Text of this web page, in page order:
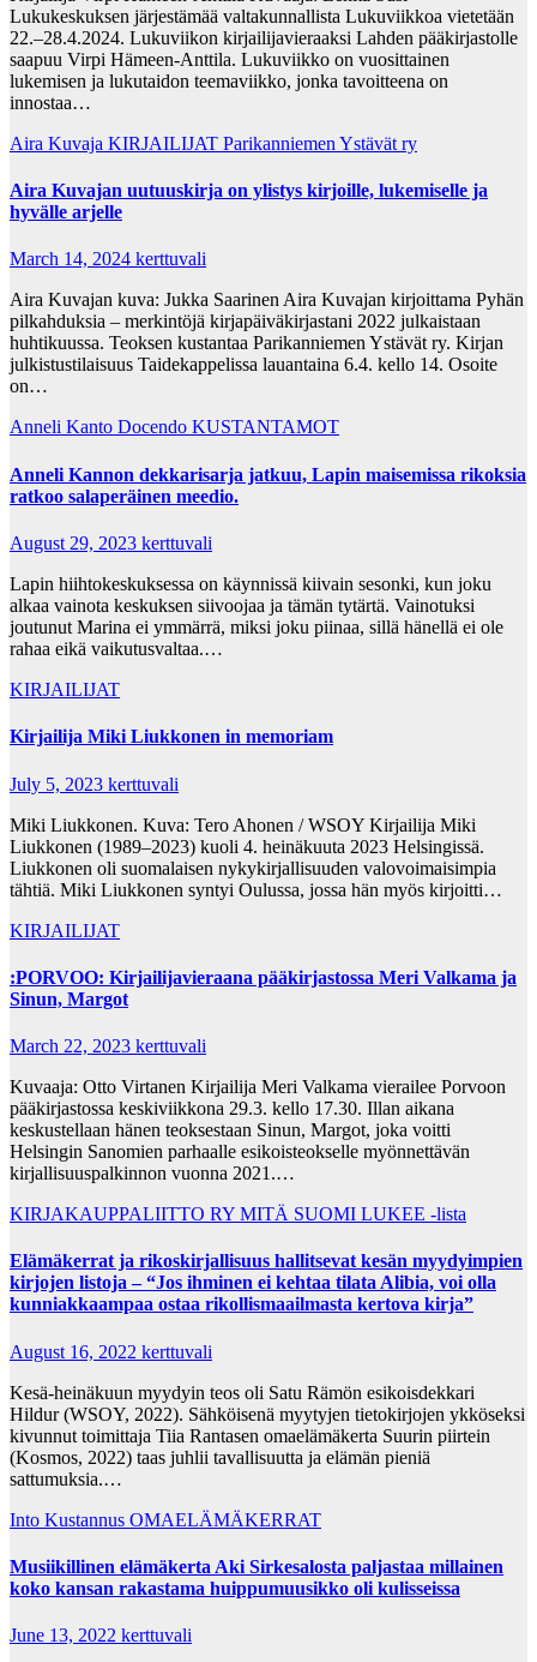
Lukukeskuksen järjestämää valtakunnallista Lukuviikkoa vietetään
22.–28.4.2024. Lukuviikon kirjailijavieraaksi Lahden pääkirjastolle
saapuu Virpi Hämeen-Anttila. Lukuviikko on vuosittainen
lukemisen ja lukutaidon teemaviikko, jonka tavoitteena on
innostaa…
Aira Kuvaja KIRJAILIJAT Parikanniemen Ystävät ry
Aira Kuvajan uutuuskirja on ylistys kirjoille, lukemiselle ja
hyvälle arjelle
March 14, 2024 kerttuvali
Aira Kuvajan kuva: Jukka Saarinen Aira Kuvajan kirjoittama Pyhän
pilkahduksia – merkintöjä kirjapäiväkirjastani 2022 julkaistaan
huhtikuussa. Teoksen kustantaa Parikanniemen Ystävät ry. Kirjan
julkistustilaisuus Taidekappelissa lauantaina 6.4. kello 14. Osoite
on…
Anneli Kanto Docendo KUSTANTAMOT
Anneli Kannon dekkarisarja jatkuu, Lapin maisemissa rikoksia
ratkoo salaperäinen meedio.
August 29, 2023 kerttuvali
Lapin hiihtokeskuksessa on käynnissä kiivain sesonki, kun joku
alkaa vainota keskuksen siivoojaa ja tämän tytärtä. Vainotuksi
joutunut Marina ei ymmärrä, miksi joku piinaa, sillä hänellä ei ole
rahaa eikä vaikutusvaltaa.…
KIRJAILIJAT
Kirjailija Miki Liukkonen in memoriam
July 5, 2023 kerttuvali
Miki Liukkonen. Kuva: Tero Ahonen / WSOY Kirjailija Miki
Liukkonen (1989–2023) kuoli 4. heinäkuuta 2023 Helsingissä.
Liukkonen oli suomalaisen nykykirjallisuuden valovoimaisimpia
tähtiä. Miki Liukkonen syntyi Oulussa, jossa hän myös kirjoitti…
KIRJAILIJAT
:PORVOO: Kirjailijavieraana pääkirjastossa Meri Valkama ja
Sinun, Margot
March 22, 2023 kerttuvali
Kuvaaja: Otto Virtanen Kirjailija Meri Valkama vierailee Porvoon
pääkirjastossa keskiviikkona 29.3. kello 17.30. Illan aikana
keskustellaan hänen teoksestaan Sinun, Margot, joka voitti
Helsingin Sanomien parhaalle esikoisteokselle myönnettävän
kirjallisuuspalkinnon vuonna 2021.…
KIRJAKAUPPALIITTO RY MITÄ SUOMI LUKEE -lista
Elämäkerrat ja rikoskirjallisuus hallitsevat kesän myydyimpien
kirjojen listoja – “Jos ihminen ei kehtaa tilata Alibia, voi olla
kunniakkaampaa ostaa rikollismaailmasta kertova kirja”
August 16, 2022 kerttuvali
Kesä-heinäkuun myydyin teos oli Satu Rämön esikoisdekkari
Hildur (WSOY, 2022). Sähköisenä myytyjen tietokirjojen ykköseksi
kivunnut toimittaja Tiia Rantasen omaelämäkerta Suurin piirtein
(Kosmos, 2022) taas juhlii tavallisuutta ja elämän pieniä
sattumuksia.…
Into Kustannus OMAELÄMÄKERRAT
Musiikillinen elämäkerta Aki Sirkesalosta paljastaa millainen
koko kansan rakastama huippumuusikko oli kulisseissa
June 13, 2022 kerttuvali